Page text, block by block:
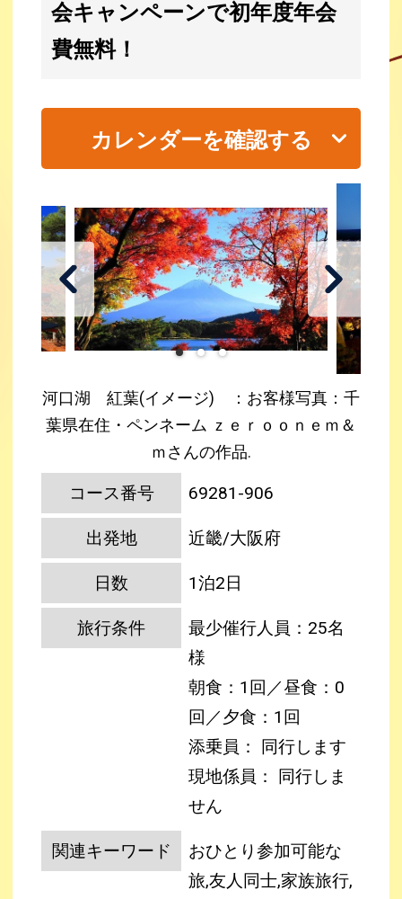
会キャンペーンで初年度年会
費無料！
カレンダーを確認する
河口湖 紅葉(イメージ) ：お客様写真：千
葉県在住・ペンネーム ｚｅｒｏｏｎｅｍ＆
ｍさんの作品.
コース番号 69281-906
出発地 近畿/大阪府
日数 1泊2日
旅行条件
最少催行人員：25名
様
朝食：1回／昼食：0
回／夕食：1回
添乗員： 同行します
現地係員： 同行しま
せん
関連キーワード
おひとり参加可能な
旅,友人同士,家族旅行,